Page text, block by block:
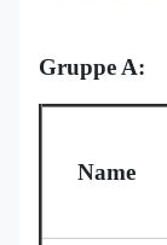
Gruppe A:
Name